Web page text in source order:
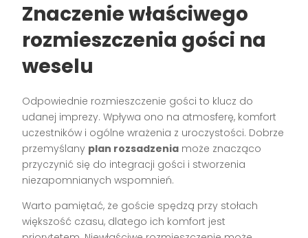
Znaczenie właściwego
rozmieszczenia gości na
weselu
Odpowiednie rozmieszczenie gości to klucz do
udanej imprezy. Wpływa ono na atmosferę, komfort
uczestników i ogólne wrażenia z uroczystości. Dobrze
przemyślany plan rozsadzenia może znacząco
przyczynić się do integracji gości i stworzenia
niezapomnianych wspomnień.
Warto pamiętać, że goście spędzą przy stołach
większość czasu, dlatego ich komfort jest